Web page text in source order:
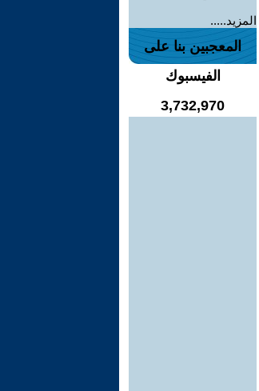
المزيد.....
المعجبين بنا على
الفيسبوك
3,732,970